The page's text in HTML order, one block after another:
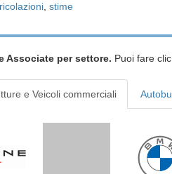
stime
Associate per settore. Puoi fare
e Veicoli commerciali